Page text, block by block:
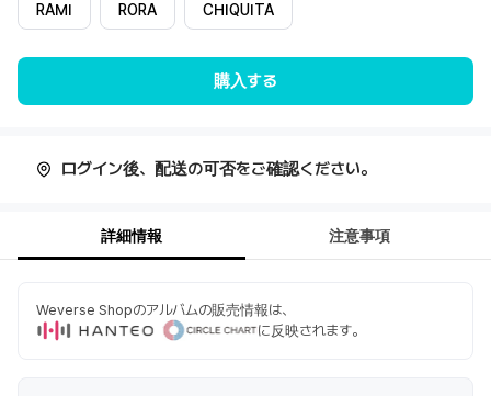
RAMI RORA CHIQUITA
購入する
ログイン後、配送の可否をご確認ください。
詳細情報 注意事項
Weverse Shopのアルバムの販売情報は、
に反映されます。